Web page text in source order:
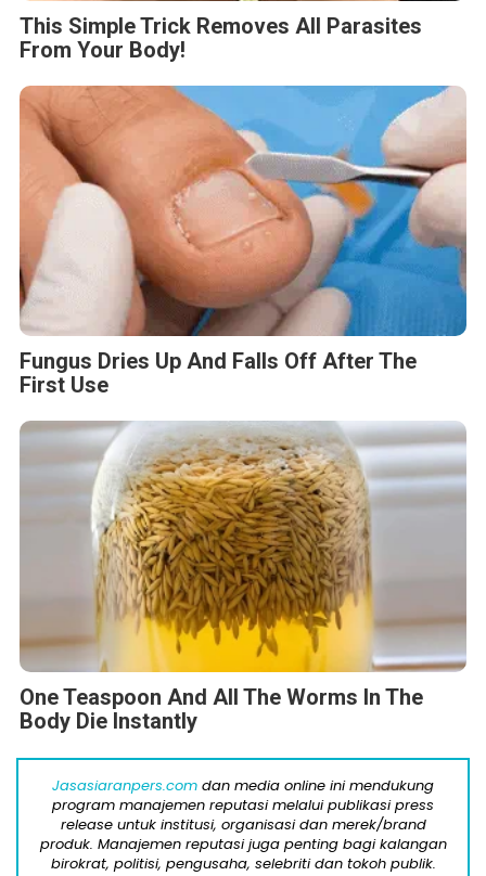
This Simple Trick Removes All Parasites
From Your Body!
Fungus Dries Up And Falls Off After The
First Use
One Teaspoon And All The Worms In The
Body Die Instantly
Jasasiaranpers.com dan media online ini mendukung
program manajemen reputasi melalui publikasi press
release untuk institusi, organisasi dan merek/brand
produk. Manajemen reputasi juga penting bagi kalangan
birokrat, politisi, pengusaha, selebriti dan tokoh publik.